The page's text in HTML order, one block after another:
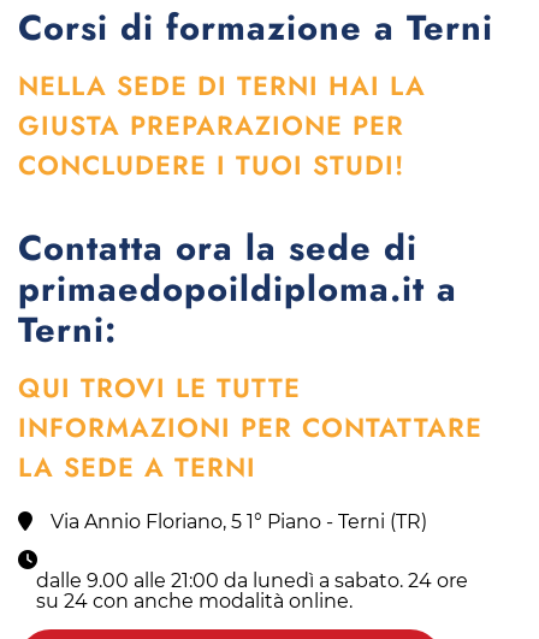
Corsi di formazione a Terni
NELLA SEDE DI TERNI HAI LA
GIUSTA PREPARAZIONE PER
CONCLUDERE I TUOI STUDI!
Contatta ora la sede di
primaedopoildiploma.it a
Terni:
QUI TROVI LE TUTTE
INFORMAZIONI PER CONTATTARE
LA SEDE A TERNI
Via Annio Floriano, 5 1° Piano - Terni (TR)
dalle 9.00 alle 21:00 da lunedì a sabato. 24 ore
su 24 con anche modalità online.